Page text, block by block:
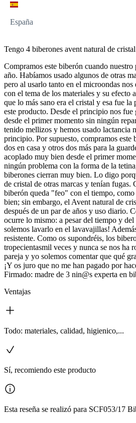
España
Tengo 4 biberones avent natural de cristal
Compramos este biberón cuando
año. Habíamos usado algunos de otras
pero al usarlo tanto en el microondas nos
con el tema de los materiales y su efecto
que lo más sano era el cristal y esa fue
este producto. Desde el principio nos
desde el primer momento sin ningún
tenido mellizos y hemos usado lactancia
principio. Por supuesto, compramos este
dos en casa y otros dos más para la
acoplado muy bien desde el primer
ningún problema con la forma de la
biberones cierran muy bien. Lo digo
de cristal de otras marcas y tenían fugas.
biberón queda "feo" con el tiempo,
bien; sin embargo, el Avent natural de
después de un par de años y uso diario.
ocurre lo mismo: a pesar del tiempo y del
solemos lavarlo en el lavavajillas!
resistente. Como os supondréis, los
tropecientasmil veces y nunca se nos ha
pareja y yo solemos comentar que qué
¡Y os juro que no me han pagado por
Firmado: madre de 3 nin@s experta en
Ventajas
Todo: materiales, calidad, higienico,...
Sí, recomiendo este producto
Esta reseña se realizó para SCF053/17